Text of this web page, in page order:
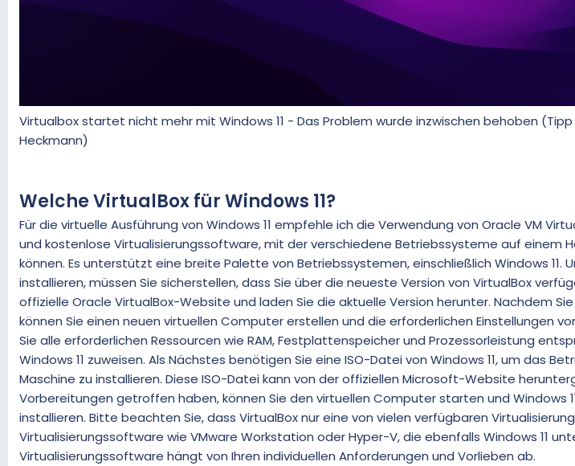
Virtualbox startet nicht mehr mit Windows 11 - Das Problem wurde inzwischen behoben
Heckmann)
Welche VirtualBox für Windows 11?
Für die virtuelle Ausführung von Windows 11 empfehle ich die Verwendung von Oracle VM
und kostenlose Virtualisierungssoftware, mit der verschiedene Betriebssysteme auf einem
können. Es unterstützt eine breite Palette von Betriebssystemen, einschließlich Windows 11.
installieren, müssen Sie sicherstellen, dass Sie über die neueste Version von VirtualBox
offizielle Oracle VirtualBox-Website und laden Sie die aktuelle Version herunter. Nachdem
können Sie einen neuen virtuellen Computer erstellen und die erforderlichen Einstellungen
Sie alle erforderlichen Ressourcen wie RAM, Festplattenspeicher und Prozessorleistung
Windows 11 zuweisen. Als Nächstes benötigen Sie eine ISO-Datei von Windows 11, um das
Maschine zu installieren. Diese ISO-Datei kann von der offiziellen Microsoft-Website
Vorbereitungen getroffen haben, können Sie den virtuellen Computer starten und Windows
installieren. Bitte beachten Sie, dass VirtualBox nur eine von vielen verfügbaren
Virtualisierungssoftware wie VMware Workstation oder Hyper-V, die ebenfalls Windows 11
Virtualisierungssoftware hängt von Ihren individuellen Anforderungen und Vorlieben ab.